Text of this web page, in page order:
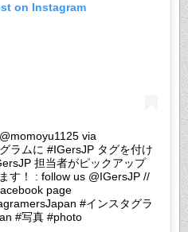
on Instagram
via
ラムに #IGersJP タグを付け
担当者がピックアップ
す！ : follow us @IGersJP //
page
#インスタグラ
#写真 #photo